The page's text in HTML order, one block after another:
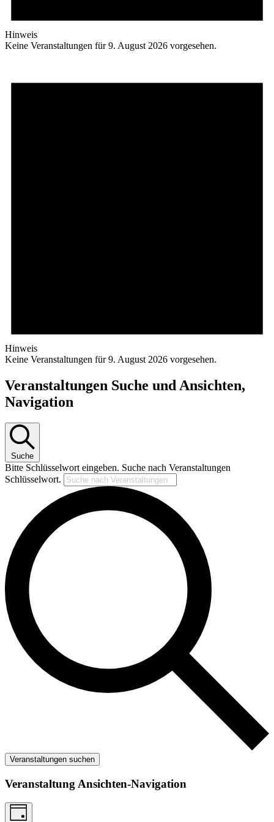
Hinweis
Keine Veranstaltungen für 9. August 2026 vorgesehen.
Hinweis
Keine Veranstaltungen für 9. August 2026 vorgesehen.
Veranstaltungen Suche und Ansichten,
Navigation
Suche
Bitte Schlüsselwort eingeben. Suche nach Veranstaltungen
Schlüsselwort.
Veranstaltungen suchen
Veranstaltung Ansichten-Navigation